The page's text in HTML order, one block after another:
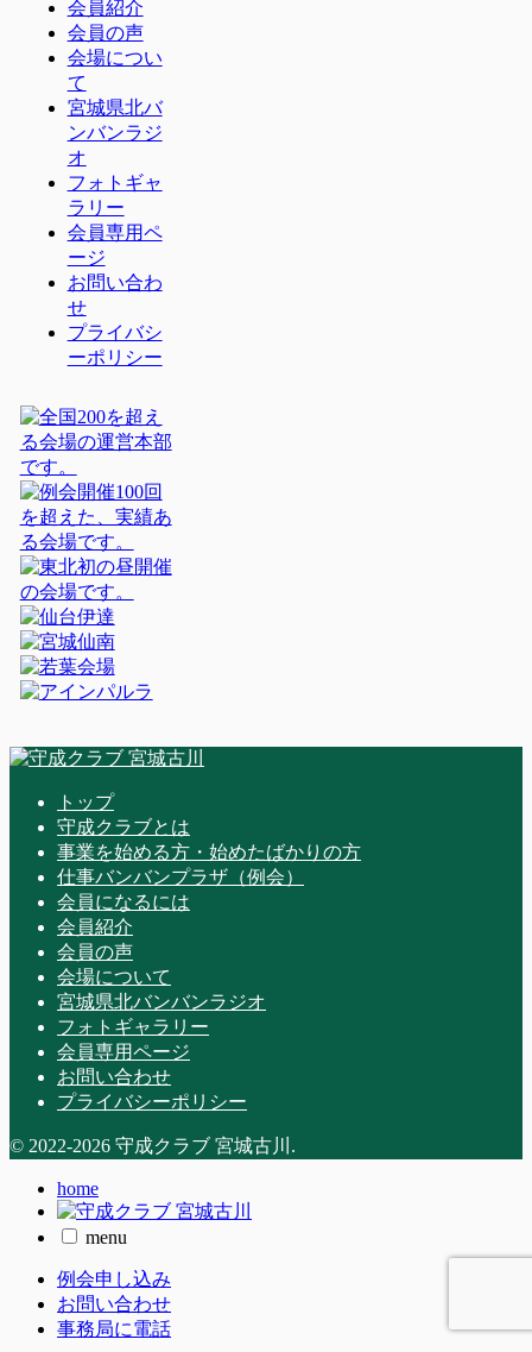
会員紹介
会員の声
会場につい
て
宮城県北バ
ンバンラジ
オ
フォトギャ
ラリー
会員専用ペ
ージ
お問い合わ
せ
プライバシ
ーポリシー
トップ
守成クラブとは
事業を始める方・始めたばかりの方
仕事バンバンプラザ（例会）
会員になるには
会員紹介
会員の声
会場について
宮城県北バンバンラジオ
フォトギャラリー
会員専用ページ
お問い合わせ
プライバシーポリシー
© 2022-2026 守成クラブ 宮城古川.
home
menu
例会申し込み
お問い合わせ
事務局に電話